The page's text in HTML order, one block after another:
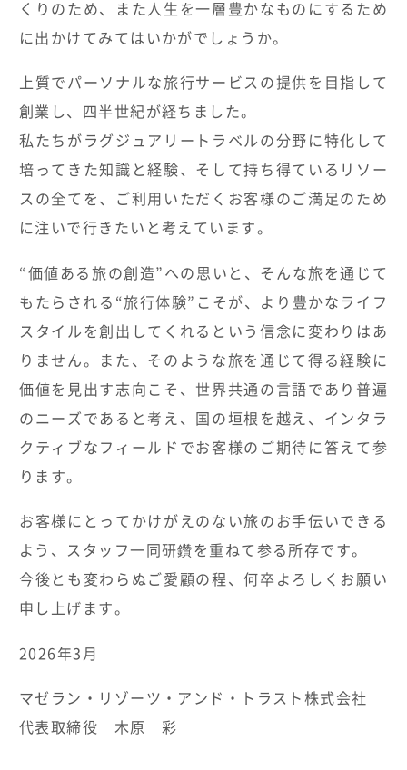
くりのため、また人生を一層豊かなものにするため
に出かけてみてはいかがでしょうか。
上質でパーソナルな旅行サービスの提供を目指して
創業し、四半世紀が経ちました。
私たちがラグジュアリートラベルの分野に特化して
培ってきた知識と経験、そして持ち得ているリソー
スの全てを、ご利用いただくお客様のご満足のため
に注いで行きたいと考えています。
“価値ある旅の創造”への思いと、そんな旅を通じて
もたらされる“旅行体験”こそが、より豊かなライフ
スタイルを創出してくれるという信念に変わりはあ
りません。また、そのような旅を通じて得る経験に
価値を見出す志向こそ、世界共通の言語であり普遍
のニーズであると考え、国の垣根を越え、インタラ
クティブなフィールドでお客様のご期待に答えて参
ります。
お客様にとってかけがえのない旅のお手伝いできる
よう、スタッフ一同研鑽を重ねて参る所存です。
今後とも変わらぬご愛顧の程、何卒よろしくお願い
申し上げます。
2026年3月
マゼラン・リゾーツ・アンド・トラスト株式会社
代表取締役 木原 彩